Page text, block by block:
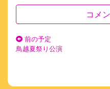
コメ
前の予定
鳥越夏祭り公演